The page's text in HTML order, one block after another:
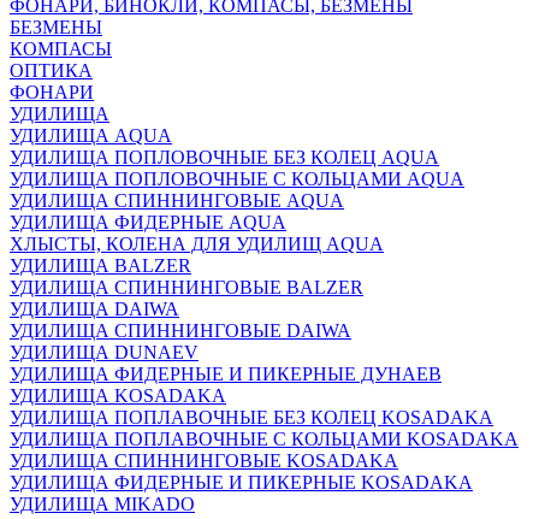
ФОНАРИ, БИНОКЛИ, КОМПАСЫ, БЕЗМЕНЫ
БЕЗМЕНЫ
КОМПАСЫ
ОПТИКА
ФОНАРИ
УДИЛИЩА
УДИЛИЩА AQUA
УДИЛИЩА ПОПЛОВОЧНЫЕ БЕЗ КОЛЕЦ AQUA
УДИЛИЩА ПОПЛОВОЧНЫЕ С КОЛЬЦАМИ AQUA
УДИЛИЩА СПИННИНГОВЫЕ AQUA
УДИЛИЩА ФИДЕРНЫЕ AQUA
ХЛЫСТЫ, КОЛЕНА ДЛЯ УДИЛИЩ AQUA
УДИЛИЩА BALZER
УДИЛИЩА СПИННИНГОВЫЕ BALZER
УДИЛИЩА DAIWA
УДИЛИЩА СПИННИНГОВЫЕ DAIWA
УДИЛИЩА DUNAEV
УДИЛИЩА ФИДЕРНЫЕ И ПИКЕРНЫЕ ДУНАЕВ
УДИЛИЩА KOSADAKA
УДИЛИЩА ПОПЛАВОЧНЫЕ БЕЗ КОЛЕЦ KOSADAKA
УДИЛИЩА ПОПЛАВОЧНЫЕ С КОЛЬЦАМИ KOSADAKA
УДИЛИЩА СПИННИНГОВЫЕ KOSADAKA
УДИЛИЩА ФИДЕРНЫЕ И ПИКЕРНЫЕ KOSADAKA
УДИЛИЩА MIKADO